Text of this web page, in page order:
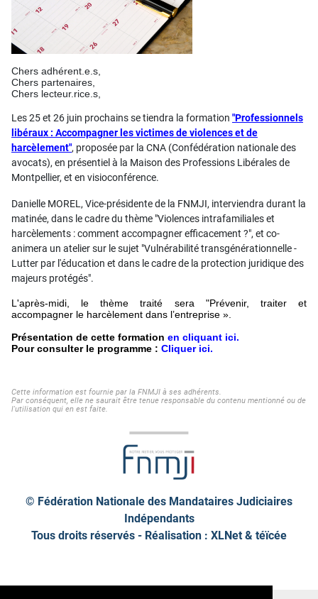
Chers adhérent.e.s,
Chers partenaires,
Chers lecteur.rice.s,
Les 25 et 26 juin prochains se tiendra la formation "Professionnels
libéraux : Accompagner les victimes de violences et de
harcèlement", proposée par la CNA (Confédération nationale des
avocats), en présentiel à la Maison des Professions Libérales de
Montpellier, et en visioconférence.
Danielle MOREL, Vice-présidente de la FNMJI, interviendra durant la
matinée, dans le cadre du thème "Violences intrafamiliales et
harcèlements : comment accompagner efficacement ?", et co-
animera un atelier sur le sujet "Vulnérabilité transgénérationnelle -
Lutter par l'éducation et dans le cadre de la protection juridique des
majeurs protégés".
L'après-midi, le thème traité sera "Prévenir, traiter et
accompagner le harcèlement dans l’entreprise ».
Présentation de cette formation en cliquant ici.
Pour consulter le programme : Cliquer ici.
Cette information est fournie par la FNMJI à ses adhérents.
Par conséquent, elle ne saurait être tenue responsable du contenu mentionné ou de
l'utilisation qui en est faite.
© Fédération Nationale des Mandataires Judiciaires
Indépendants
Tous droits réservés - Réalisation : XLNet & téïcée